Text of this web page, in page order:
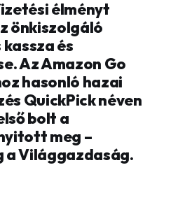
élményt
önkiszolgáló
és
Az Amazon Go
hasonló hazai
QuickPick néven
bolt a
meg –
Világgazdaság.